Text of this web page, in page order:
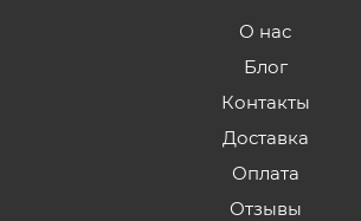
О нас
Блог
Контакты
Доставка
Оплата
Отзывы